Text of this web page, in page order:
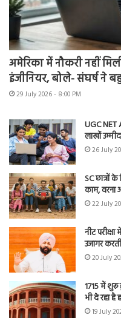
अमेरिका में नौकरी नहीं
इंजीनियर, बोले- संघर्ष ने
29 July 2026 - 8:00 PM
UGC
लाखों
26 July
SC
काम,
22 July
नीट
उजागर
20 July
1715 में
भी दे रहा है
19 July